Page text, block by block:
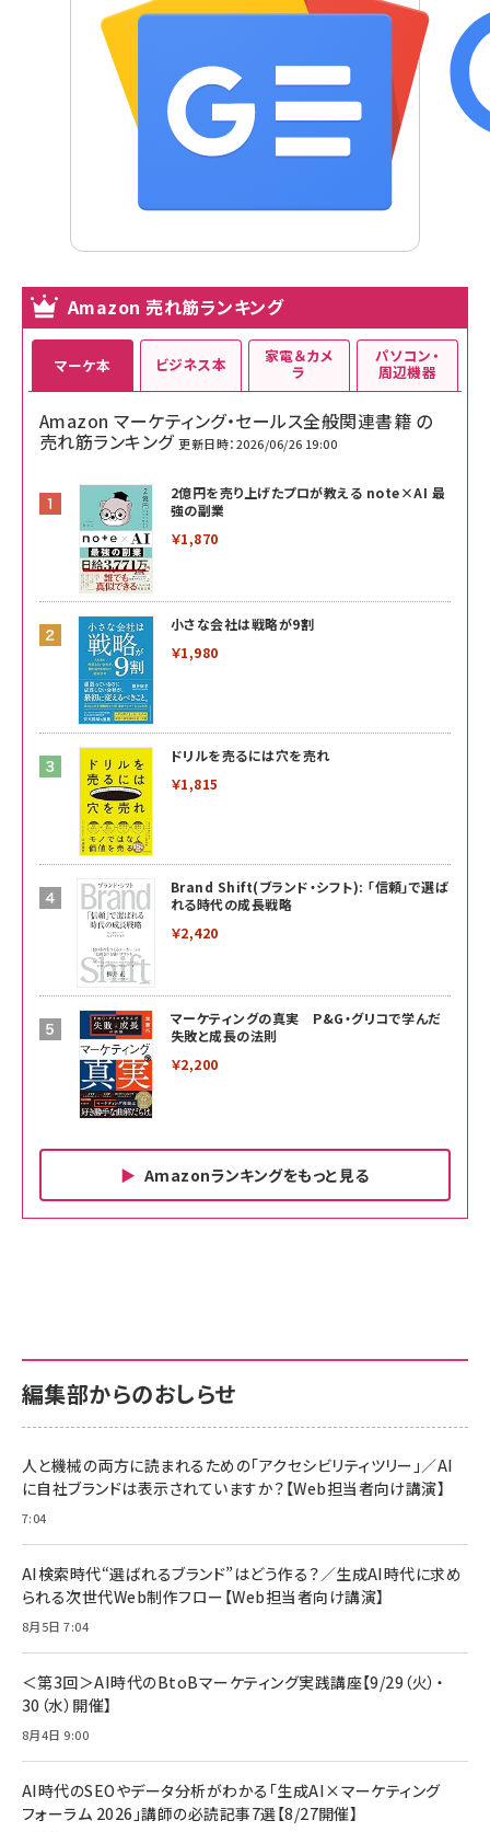
Amazon 売れ筋ランキング
マーケ本
Amazon マーケティング・セールス全般関連書籍 の
売れ筋ランキング 更新日時：2026/06/26 19:00
2億円を売り上げたプロが教える note×AI 最
強の副業
￥1,870
小さな会社は戦略が9割
￥1,980
ドリルを売るには穴を売れ
￥1,815
Brand Shift(ブランド・シフト): 「信頼」で選ば
れる時代の成長戦略
￥2,420
マーケティングの真実 P&G・グリコで学んだ
失敗と成長の法則
￥2,200
Amazonランキングをもっと見る
ビジネス本
￥880
anan(アンアン)2026/06/24号 No.2500増刊
スペシャルエディション[王道エンタメの矜持／
￥1,100
年後半、あなたの恋と運命／山田涼介]
￥880
Amazonランキングをもっと見る
家電＆カメ
ラ
サポート正規品 メーカー保証5年 KLMEA128G
NIMASO ガラスフィルム iPhone 17 用 保護フィ
すい ガイド枠付き いPhone17 (6.3インチ) 対応
2枚セット DSP25F1698
￥1,599
【New】Amazon Fire TV Stick HD | 手軽にスト
レイヤー
￥6,980
Anker Soundcore P31i (Bluetooth 6.1) 【完
全ワイヤレスイヤホン/アクティブノイズキャンセリ
ング/マルチポイント接続 / 最大50時間再生 / PSE
Anker PowerLine III Flow USB-C & USB-C
ケーブル Anker絡まないケーブル 240W 結束バン
ド付き USB PD対応 シリコン素材採用 iPhone
17 / 16 / 15 / Galaxy iPad Pro MacBook
パソコン・
周辺機器
サポート正規品 メーカー保証5年 KLMEA128G
Amazon eギフトカード - Amazonロゴ - クラ
￥5,000
ケーブル Anker絡まないケーブル 240W 結束バン
17 / 16 / 15 / Galaxy iPad Pro MacBook
Pro/Air 各種対応 (1.8m ミッドナイトブラック)
￥1,890
キャンペーン】
￥4,857
編集部からのおしらせ
人と機械の両方に読まれるための「アクセシビリティツリー」／AI
に自社ブランドは表示されていますか？【Web担当者向け講演】
7:04
AI検索時代“選ばれるブランド”はどう作る？／生成AI時代に求め
られる次世代Web制作フロー【Web担当者向け講演】
8月5日 7:04
＜第3回＞AI時代のBtoBマーケティング実践講座【9/29（火）・
30（水）開催】
8月4日 9:00
AI時代のSEOやデータ分析がわかる「生成AI×マーケティング
フォーラム 2026」講師の必読記事7選【8/27開催】